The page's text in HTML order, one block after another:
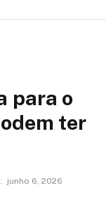
para o
ter
junho 6, 2026